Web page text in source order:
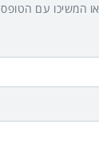
או המשיכו עם הטופס